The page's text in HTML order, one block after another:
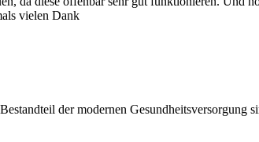
vielen Dank
der modernen Gesundheitsversorgung